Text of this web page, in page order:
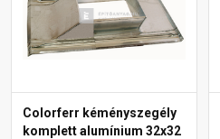
Colorferr kéményszegély
komplett alumínium 32x32